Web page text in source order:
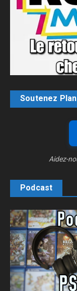
Soutenez
Aidez-
Podcast